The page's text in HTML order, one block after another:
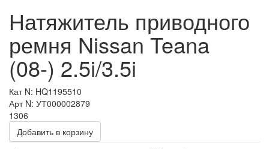
Натяжитель приводного
ремня Nissan Teana
(08-) 2.5i/3.5i
Кат N: HQ1195510
Арт N: УТ000002879
1306
Добавить в корзину